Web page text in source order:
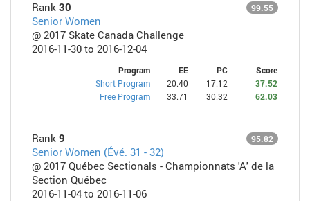
Rank 30 99.55
Senior Women
@ 2017 Skate Canada Challenge
2016-11-30 to 2016-12-04
Program EE PC
Score
Short Program
20.40 17.12
37.52
Free Program
33.71 30.32 62.03
Rank 9 95.82
Senior Women (Évé. 31 - 32)
@ 2017 Québec Sectionals - Championnats 'A' de la
Section Québec
2016-11-04 to 2016-11-06